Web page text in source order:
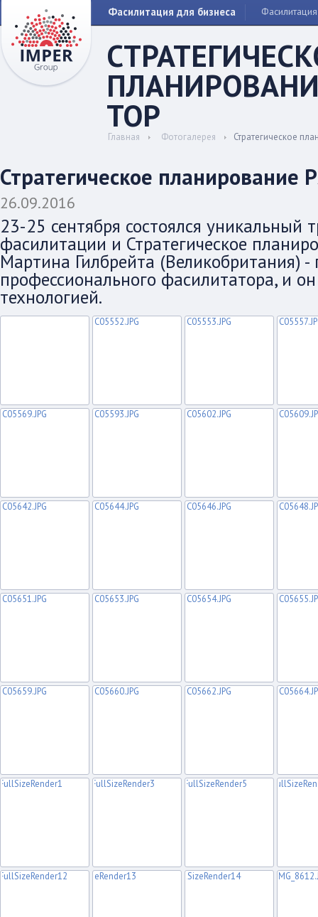
Фасилитация для бизнеса Фасилитация
TOP
Главная Фотогалерея Стратегическое
Стратегическое планирование
26.09.2016
23-25 сентября состоялся уникальный
фасилитации и Стратегическое
Мартина Гилбрейта (Великобритания) -
профессионального фасилитатора, и
технологией.